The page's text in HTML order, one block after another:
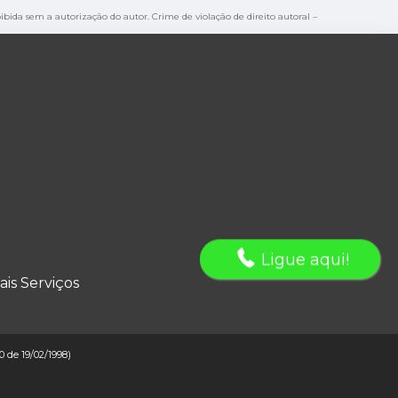
sem a autorização do autor. Crime de violação de direito autoral –
Serviços
19/02/1998)
Ligue aqui!